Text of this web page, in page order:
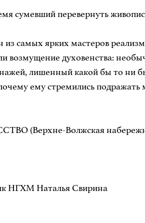
сумевший перевернуть
самых ярких мастеров
возмущение духовенства:
лишенный какой бы то ни
ему стремились подражать
(Верхне-Волжская
НГХМ Наталья Свирина